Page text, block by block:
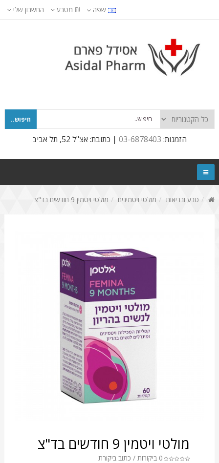
שפה ₪ מטבע החשבון שלי
חיפוש..
הזמנות: 03-6878403 | כתובת: אצ"ל 52, תל אביב
טבע ובריאות מולטי ויטמינים מולטי ויטמין 9 חודשים בד"צ
מולטי ויטמין 9 חודשים בד"צ
0 ביקורות / כתוב ביקורת